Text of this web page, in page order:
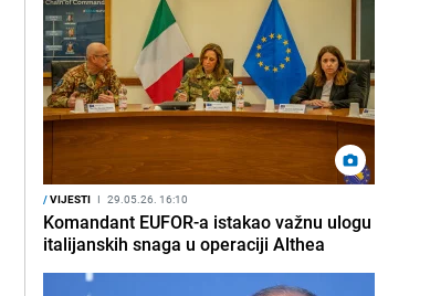
/VIJESTI I 29.05.26. 16:10
Komandant EUFOR-a istakao važnu ulogu
italijanskih snaga u operaciji Althea